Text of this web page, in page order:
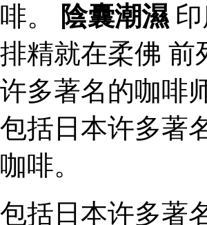
啡。
陰囊潮濕印
排精就在柔佛
许多著名的咖啡
包括日本许多著
咖啡。
包括日本许多著